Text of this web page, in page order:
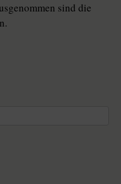
sind die